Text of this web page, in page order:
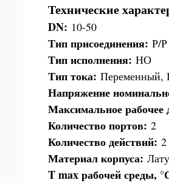
Технические
DN: 10-50
Тип присоединения: Р/Р
Тип исполнения: НО
Тип тока: Переменный,
Напряжение
Максимальное рабочее
Количество портов: 2
Количество действий: 2
Материал корпуса:
T max рабочей среды,